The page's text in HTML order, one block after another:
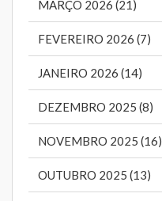
MARÇO 2026 (21)
FEVEREIRO 2026 (7)
JANEIRO 2026 (14)
DEZEMBRO 2025 (8)
NOVEMBRO 2025 (16)
OUTUBRO 2025 (13)